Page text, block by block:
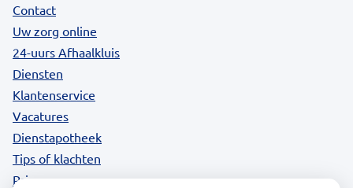
Contact
Uw zorg online
24-uurs Afhaalkluis
Diensten
Klantenservice
Vacatures
Dienstapotheek
Tips of klachten
Privacy